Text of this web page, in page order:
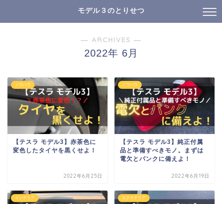
モデル３のとりせつ
― ARCHIVES ―
2022年 6月
ノウハウ
【テスラ モデル3】赤茶色に
変色したタイヤを黒くせよ！
2022年6月25日
ノウハウ
【テスラ モデル3】純正付属
品と準備すべきモノ。まずは
電欠とパンクに備えよ！
2022年6月19日
インテリア エクステリア